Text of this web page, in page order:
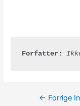
Forfatter:
← Forrige